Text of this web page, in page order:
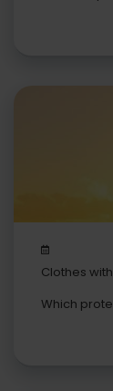
Clothes
Which